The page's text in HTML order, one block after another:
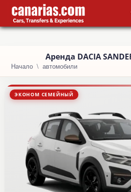
Aренда DACIA
Начало автомобили
ЭКОНОМ СЕМЕЙНЫЙ